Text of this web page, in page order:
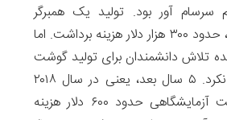
سرسام آور بود. تولید یک‌ همبرگر
مصنوعی در آن سال، حدود ۳۰۰ هزار دلار هزینه برداشت. اما
تلاش دانشمندان ‌برای تولید گوشت
مصنوعی را متوقف نکرد. ۵ سال بعد، یعنی در سال ۲۰۱۸
تولید ۱۲۰ گرم گوشت آزمایشگاهی حدود ۶۰۰ دلار هزینه